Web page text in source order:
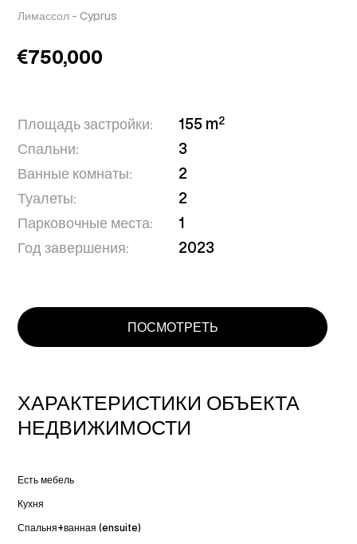
750,000
Лимассол -Cyprus
Площадь застройки: 155 m2
Спальни:
3
Ванные комнаты:
2
Туалеты:
2
Парковочные места:
1
Год завершения:
2023
ХАРАКТЕРИСТИКИ ОБЪЕКТА
НЕДВИЖИМОСТИ
ПОСМОТРЕТЬ
Есть мебель
Кухня
Спальня+ванная (ensuite)